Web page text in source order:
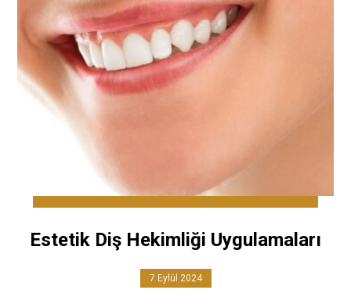
Estetik Diş Hekimliği Uygulamaları
7 Eylül 2024